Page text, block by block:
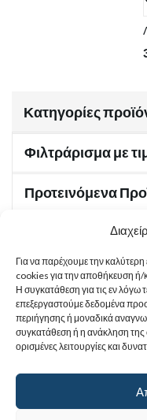
Για να παρέχουμε την
cookies για την αποθήκευση
Η συγκατάθεση για τις εν λόγω
επεξεργαστούμε δεδομένα
περιήγησης ή μοναδικά
συγκατάθεση ή η ανάκληση της
ορισμένες λειτουργίες και
Κατηγορίες
Φιλτράρισμα με
Προτεινόμενα
Χρήσιμα Έγγραφα
Sitemap
Στοιχεία